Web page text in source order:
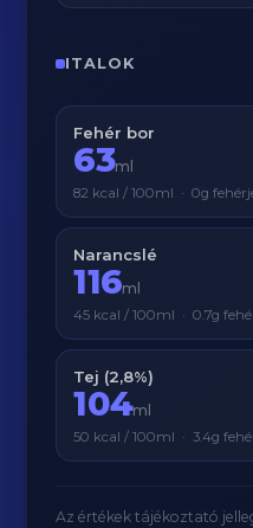
ITALOK
Fehér bor
63ml
82 kcal / 100ml · 0g
Narancslé
116ml
45 kcal / 100ml · 0.7g
Tej (2,8%)
104ml
50 kcal / 100ml · 3.4g
Az értékek tájékoztató